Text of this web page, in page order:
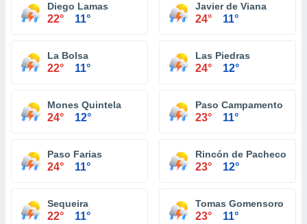
Diego Lamas
22° 11°
Javier de Viana
24° 11°
La Bolsa
22° 11°
Las Piedras
24° 12°
Mones Quintela
24° 12°
Paso Campamento
23° 11°
Paso Farias
24° 11°
Rincón de Pacheco
23° 12°
Sequeira
22° 11°
Tomas Gomensoro
23° 11°